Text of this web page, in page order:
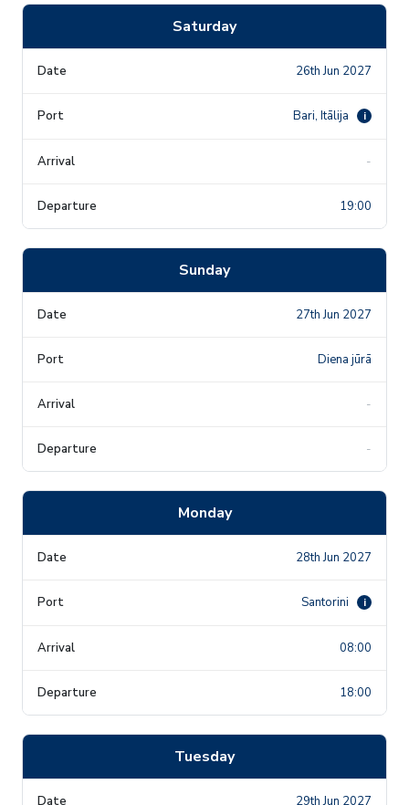
Saturday
26th Jun 2027
Bari, Itālija i
-
19:00
Sunday
27th Jun 2027
Diena jūrā
-
-
Monday
28th Jun 2027
Santorini i
08:00
18:00
Tuesday
29th Jun 2027